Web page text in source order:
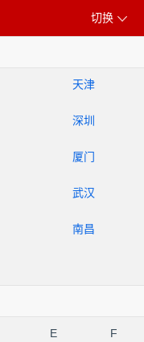
切换
天津
深圳
厦门
武汉
南昌
E F